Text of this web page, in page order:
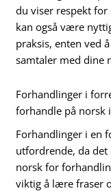
du viser respekt
kan også være
praksis, enten ved
samtaler med dine
Forhandlinger i
forhandle på norsk
Forhandlinger i en
utfordrende, da
norsk for
viktig å lære fraser